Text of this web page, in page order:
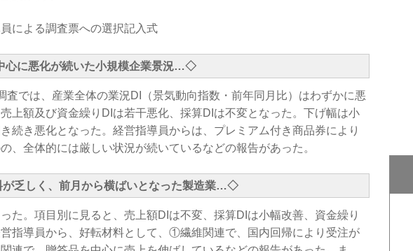
による調査票への選択記入式
心に悪化が続いた小規模企業景況…◇
では、産業全体の業況DI（景気動向指数・前年同月比）はわずかに悪
上額及び資金繰りDIは若干悪化、採算DIは不変となった。下げ幅は小
続き悪化となった。経営指導員からは、プレミアム付き商品券により
、全体的には厳しい状況が続いているなどの報告があった。
乏しく、前月から横ばいとなった製造業…◇
た。項目別に見ると、売上額DIは不変、採算DIは小幅改善、資金繰り
指導員から、好転材料として、①繊維関連で、国内回帰により受注が